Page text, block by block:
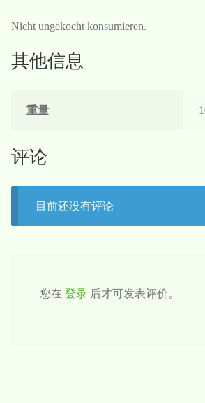
Nicht ungekocht konsumieren.
其他信息
重量
评论
目前还没有评论
您在登录 后才可发表评价。